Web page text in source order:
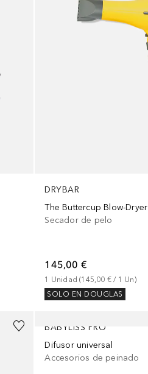
DRYBAR
The Buttercup Blow-Dryer
Secador de pelo
145,00 €
1 Unidad (145,00 € / 1 Un)
SOLO EN DOUGLAS
BABYLISS PRO
Difusor universal
Accesorios de peinado